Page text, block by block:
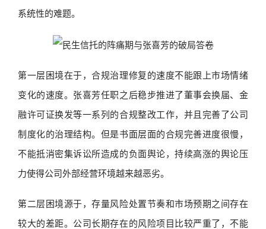
系统性的难题。
第一层困境在于，合规治理修复的速度不能跟上市场情绪
变化的速度。张喜芳任职之后稳步推进了董事会换届、金
融许可证换发等一系列的合规整改工作，并且完善了公司
制度化的治理结构。但是书面层面的合规完善进度很慢，
不能抵消密集诉讼所造成的负面舆论，持续高涨的舆论压
力使得公司外部经营环境越来越恶劣。
第二层困境源于，存量风险处置节奏和市场预期之间存在
较大的差距。公司长期存在的风险项目比较严重了，不能